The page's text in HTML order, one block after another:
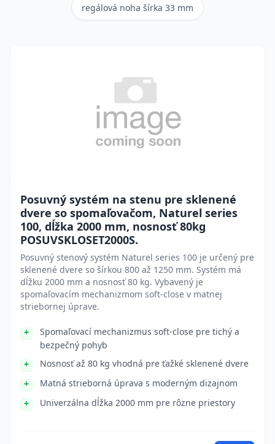
regálová noha šírka 33 mm
Posuvný systém na stenu pre sklenené
dvere so spomaľovačom, Naturel series
100, dĺžka 2000 mm, nosnosť 80kg
POSUVSKLOSET2000S.
Posuvný stenový systém Naturel series 100 je určený pre
sklenené dvere so šírkou 800 až 1250 mm. Systém má
dĺžku 2000 mm a nosnosť 80 kg. Vybavený je
spomaľovacím mechanizmom soft-close v matnej
striebornej úprave.
Spomaľovací mechanizmus soft-close pre tichý a
bezpečný pohyb
Nosnosť až 80 kg vhodná pre ťažké sklenené dvere
Matná strieborná úprava s moderným dizajnom
Univerzálna dĺžka 2000 mm pre rôzne priestory